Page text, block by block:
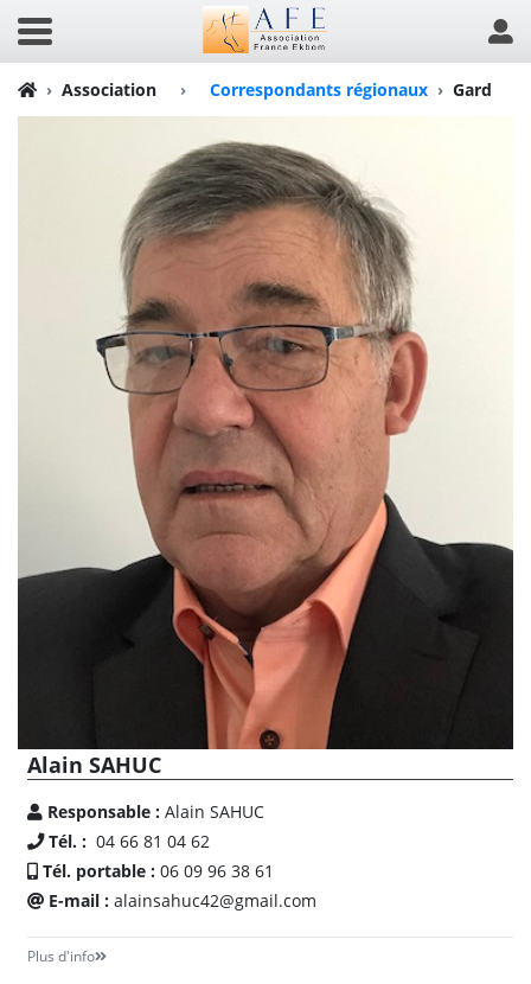
Association › Correspondants régionaux Gard
Alain SAHUC
Responsable : Alain SAHUC
Tél. : 04 66 81 04 62
Tél. portable : 06 09 96 38 61
E-mail : alainsahuc42@gmail.com
Plus d'info